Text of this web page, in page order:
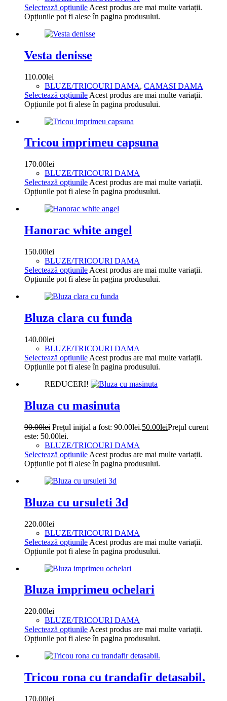
Selectează opțiunile Acest produs are mai multe variații.
Opțiunile pot fi alese în pagina produsului.
Vesta denisse
110.00lei
BLUZE/TRICOURI DAMA, CAMASI DAMA
Selectează opțiunile Acest produs are mai multe variații.
Opțiunile pot fi alese în pagina produsului.
Tricou imprimeu capsuna
170.00lei
BLUZE/TRICOURI DAMA
Selectează opțiunile Acest produs are mai multe variații.
Opțiunile pot fi alese în pagina produsului.
Hanorac white angel
150.00lei
BLUZE/TRICOURI DAMA
Selectează opțiunile Acest produs are mai multe variații.
Opțiunile pot fi alese în pagina produsului.
Bluza clara cu funda
140.00lei
BLUZE/TRICOURI DAMA
Selectează opțiunile Acest produs are mai multe variații.
Opțiunile pot fi alese în pagina produsului.
REDUCERI!
Bluza cu masinuta
90.00lei Prețul inițial a fost: 90.00lei.50.00leiPrețul curent
este: 50.00lei.
BLUZE/TRICOURI DAMA
Selectează opțiunile Acest produs are mai multe variații.
Opțiunile pot fi alese în pagina produsului.
Bluza cu ursuleti 3d
220.00lei
BLUZE/TRICOURI DAMA
Selectează opțiunile Acest produs are mai multe variații.
Opțiunile pot fi alese în pagina produsului.
Bluza imprimeu ochelari
220.00lei
BLUZE/TRICOURI DAMA
Selectează opțiunile Acest produs are mai multe variații.
Opțiunile pot fi alese în pagina produsului.
Tricou rona cu trandafir detasabil.
170.00lei